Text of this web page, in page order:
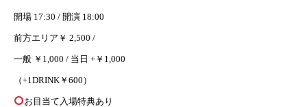
開場 17:30 / 開演 18:00
前方エリア￥ 2,500 /
一般 ￥1,000 / 当日 +￥1,000
（+1DRINK￥600）
お目当て入場特典あり